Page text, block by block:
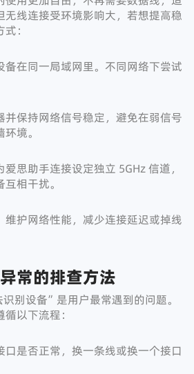
无线连接受环境影响大，若想提高稳
：
备在同一局域网里。不同网络下尝试
并保持网络信号稳定，避免在弱信号
境。
思助手连接设定独立 5GHz 信道，
相干扰。
维护网络性能，减少连接延迟或掉线
常的排查方法
别设备”是用户最常遇到的问题。
以下流程：
口是否正常，换一条线或换一个接口